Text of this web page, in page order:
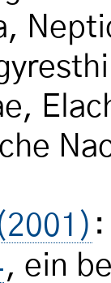
, ein